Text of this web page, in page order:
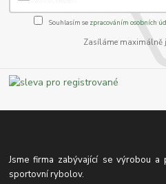
Souhlasím se zpracováním osobních
Zasíláme maximálně
Jsme firma zabývající se výrobou a
sportovní rybolov.